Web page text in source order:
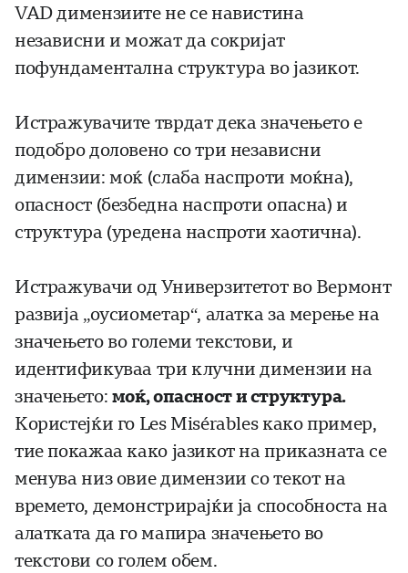
VAD димензиите не се навистина
независни и можат да сокријат
пофундаментална структура во јазикот.
Истражувачите тврдат дека значењето е
подобро доловено со три независни
димензии: моќ (слаба наспроти моќна),
опасност (безбедна наспроти опасна) и
структура (уредена наспроти хаотична).
Истражувачи од Универзитетот во Вермонт
развија „оусиометар“, алатка за мерење на
значењето во големи текстови, и
идентификуваа три клучни димензии на
значењето: моќ, опасност и структура.
Користејќи го Les Misérables како пример,
тие покажаа како јазикот на приказната се
менува низ овие димензии со текот на
времето, демонстрирајќи ја способноста на
алатката да го мапира значењето во
текстови со голем обем.